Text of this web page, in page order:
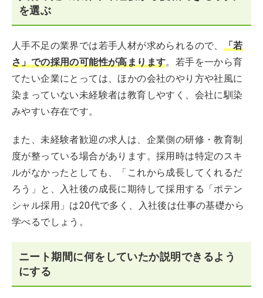
を選ぶ
人手不足の業界では若手人材が求められるので、 「若
さ」での採用の可能性が高まります。若手を一から育
てたい企業にとっては、ほかの会社のやり方や社風に
染まっていない未経験者は教育しやすく、会社に馴染
みやすい存在です。
また、未経験者歓迎の求人は、企業側の研修・教育制
度が整っている場合があります。採用時は特定のスキ
ルがなかったとしても、「これから成長してくれるだ
ろう」と、入社後の成長に期待して採用する「ポテン
シャル採用」は20代で多く、入社後は仕事の基礎から
学べるでしょう。
ニート期間に何をしていたか説明できるよう
にする